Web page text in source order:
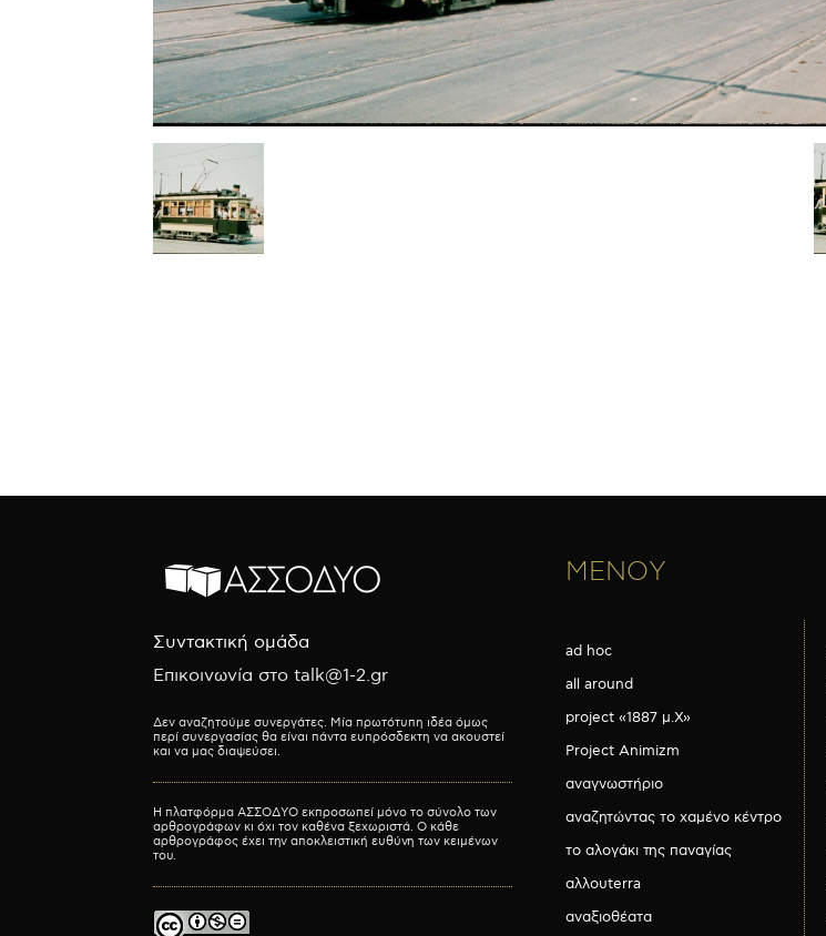
Συντακτική ομάδα
Επικοινωνία στο talk@1-2.gr
Δεν αναζητούμε συνεργάτες. Μία πρωτότυπη ιδέα όμως
περί συνεργασίας θα είναι πάντα ευπρόσδεκτη να ακουστεί
και να μας διαψεύσει.
Η πλατφόρμα ΑΣΣΟΔΥΟ εκπροσωπεί μόνο το σύνολο των
αρθρογράφων κι όχι τον καθένα ξεχωριστά. Ο κάθε
αρθρογράφος έχει την αποκλειστική ευθύνη των κειμένων
του.
ΜΕΝΟΥ
ad hoc
all around
project «1887 μ.Χ»
Project Animizm
αναγνωστήριο
αναζητώντας το χαμένο κέντρο
το αλογάκι της παναγίας
αλλουterra
αναξιοθέατα